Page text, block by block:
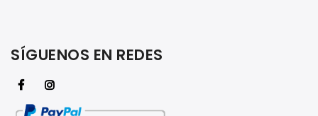
SÍGUENOS EN REDES